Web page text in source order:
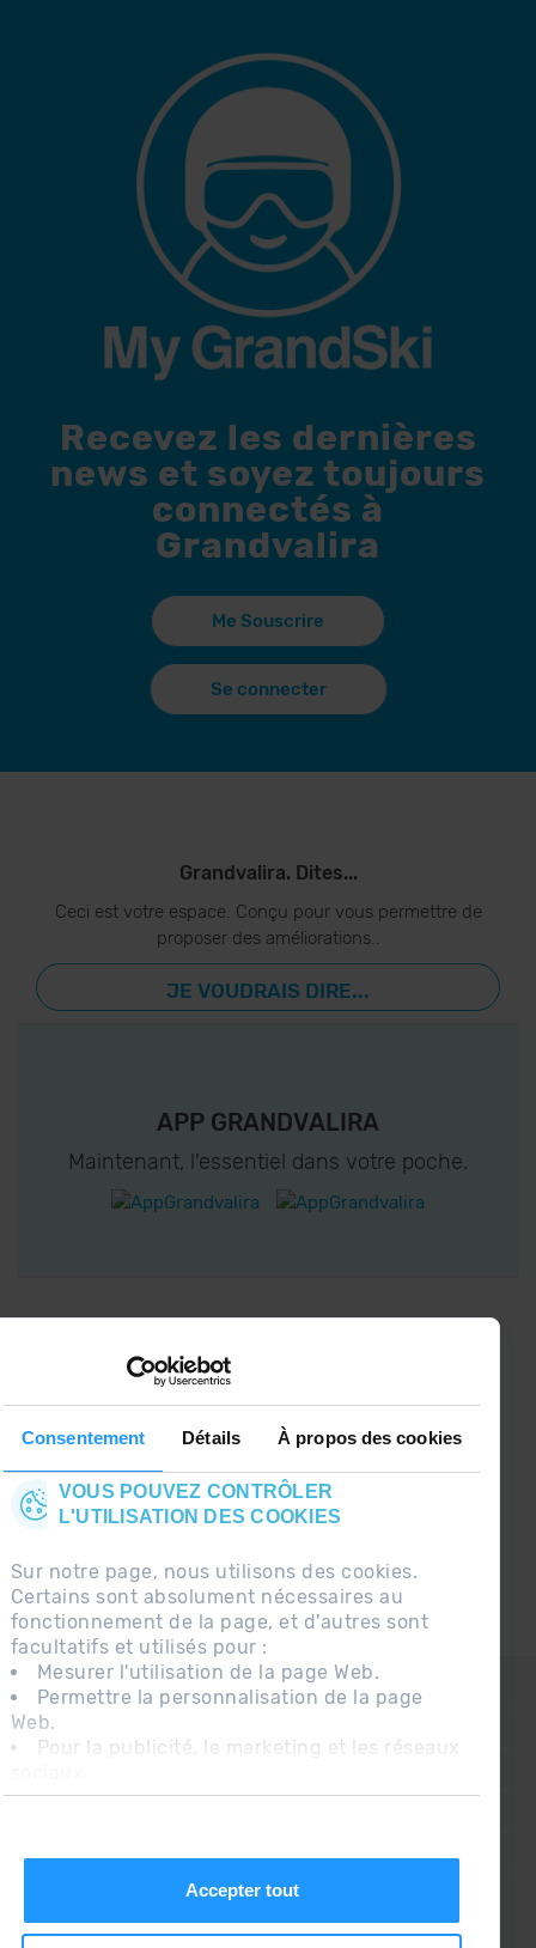
Consentement Détails À propos des cookies
VOUS POUVEZ CONTRÔLER
L'UTILISATION DES COOKIES
Sur notre page, nous utilisons des cookies.
Certains sont absolument nécessaires au
fonctionnement de la page, et d'autres sont
facultatifs et utilisés pour :
Mesurer l'utilisation de la page Web.
Permettre la personnalisation de la page
Web.
Pour la publicité, le marketing et les réseaux
En cliquant sur « Accepter tout », vous
Accepter tout
Recevez les dernières
news et soyez toujours
connectés à
Grandvalira
Me Souscrire
Se connecter
Grandvalira. Dites...
Ceci est votre espace. Conçu pour vous permettre de
proposer des améliorations..
JE VOUDRAIS DIRE...
APP GRANDVALIRA
Maintenant, l'essentiel dans votre poche.
CONNECTEZ-VOUS À GRANDVALIRA!
Suivez-nous sur les Réseaux Sociaux et soyez
CONTACT
QUESTIONS FRÉQUENTES